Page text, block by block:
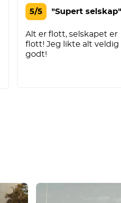
5/5 "Supert selskap"
Alt er flott, selskapet er
flott! Jeg likte alt veldig
godt!